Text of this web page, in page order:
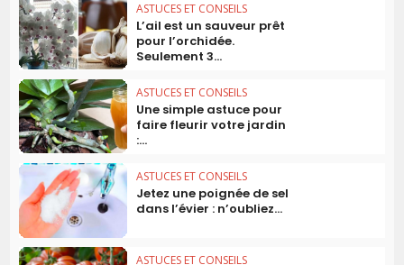
ASTUCES ET CONSEILS
L’ail est un sauveur prêt
pour l’orchidée.
Seulement 3...
ASTUCES ET CONSEILS
Une simple astuce pour
faire fleurir votre jardin
:...
ASTUCES ET CONSEILS
Jetez une poignée de sel
dans l’évier : n’oubliez...
ASTUCES ET CONSEILS